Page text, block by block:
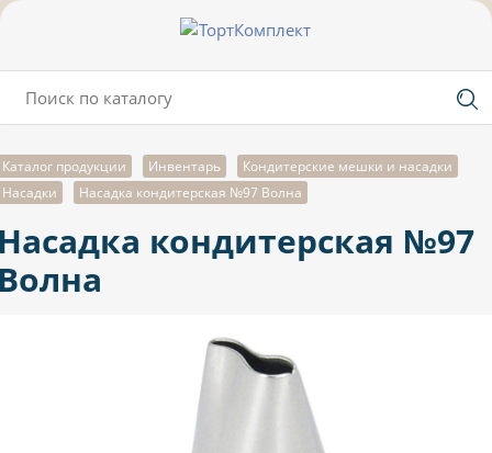
Каталог продукции Инвентарь
Кондитерские мешки и насадки
Насадки
Насадка кондитерская №97 Волна
кондитерская №97